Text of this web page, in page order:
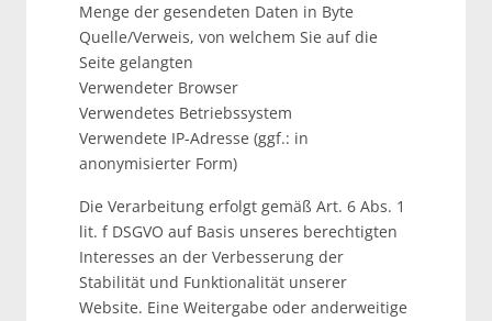
Menge der gesendeten Daten in Byte
Quelle/Verweis, von welchem Sie auf die
Seite gelangten
Verwendeter Browser
Verwendetes Betriebssystem
Verwendete IP-Adresse (ggf.: in
anonymisierter Form)
Die Verarbeitung erfolgt gemäß Art. 6 Abs. 1
lit. f DSGVO auf Basis unseres berechtigten
Interesses an der Verbesserung der
Stabilität und Funktionalität unserer
Website. Eine Weitergabe oder anderweitige